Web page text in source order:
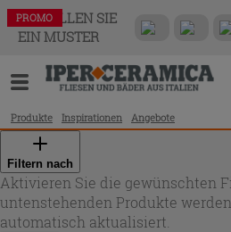
BESTELLEN SIE
EIN MUSTER
Produkte Inspirationen Angebote
Filtern nach
Aktivieren Sie die gewünschten
untenstehenden Produkte
automatisch aktualisiert.
PROMO
PROMO